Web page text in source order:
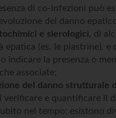
di co-infezioni può
del danno
e sierologici , di
epatica (es. le piastrine), e
indicare la presenza o
associate;
del danno strutturale
verificare e quantificare il
nel tempo; esistono